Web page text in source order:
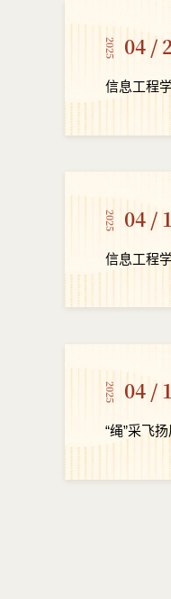
2025 04 /
信息工程
2025 04 /
2025 04 /
“绳”采飞